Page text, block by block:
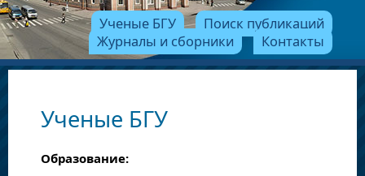
Ученые БГУ
Поиск публикаций
Журналы и сборники
Контакты
Ученые БГУ
Образование: